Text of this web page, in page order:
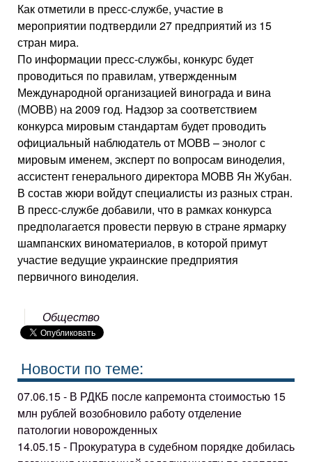
Как отметили в пресс-службе, участие в
мероприятии подтвердили 27 предприятий из 15
стран мира.
По информации пресс-службы, конкурс будет
проводиться по правилам, утвержденным
Международной организацией винограда и вина
(МОВВ) на 2009 год. Надзор за соответствием
конкурса мировым стандартам будет проводить
официальный наблюдатель от МОВВ – энолог с
мировым именем, эксперт по вопросам виноделия,
ассистент генерального директора МОВВ Ян Жубан.
В состав жюри войдут специалисты из разных стран.
В пресс-службе добавили, что в рамках конкурса
предполагается провести первую в стране ярмарку
шампанских виноматериалов, в которой примут
участие ведущие украинские предприятия
первичного виноделия.
Общество
Новости по теме:
07.06.15 - В РДКБ после капремонта стоимостью 15
млн рублей возобновило работу отделение
патологии новорожденных
14.05.15 - Прокуратура в судебном порядке добилась